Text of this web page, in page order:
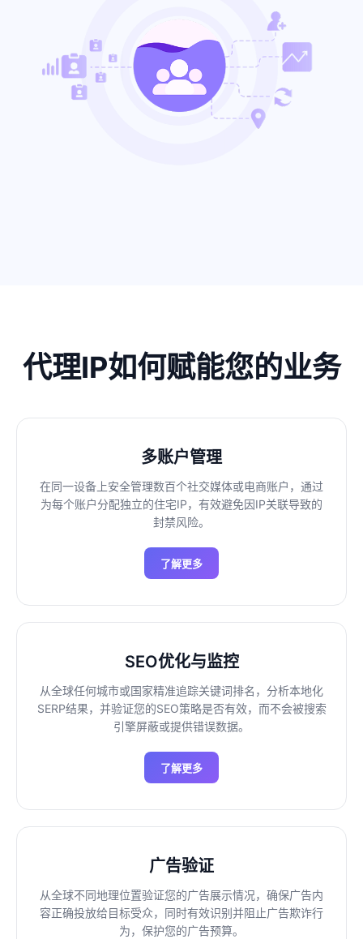
代理IP如何赋能您的业务
多账户管理
在同一设备上安全管理数百个社交媒体或电商账户，通过
为每个账户分配独立的住宅IP，有效避免因IP关联导致的
封禁风险。
了解更多
SEO优化与监控
从全球任何城市或国家精准追踪关键词排名，分析本地化
SERP结果，并验证您的SEO策略是否有效，而不会被搜索
引擎屏蔽或提供错误数据。
了解更多
广告验证
从全球不同地理位置验证您的广告展示情况，确保广告内
容正确投放给目标受众，同时有效识别并阻止广告欺诈行
为，保护您的广告预算。